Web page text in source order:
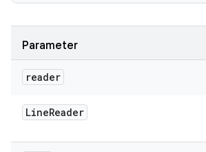
Parameter
reader
LineReader